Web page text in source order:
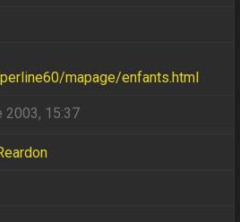
mapage/enfants.html
2003, 15:37